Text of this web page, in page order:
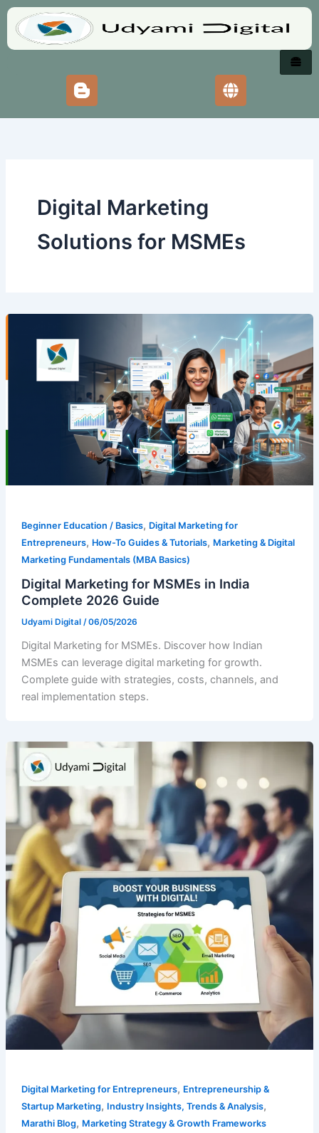
Skip
content
Digital Marketing
Solutions for MSMEs
Beginner Education / Basics, Digital Marketing for
Entrepreneurs, How-To Guides & Tutorials, Marketing & Digital
Marketing Fundamentals (MBA Basics)
Digital Marketing for MSMEs in India
Complete 2026 Guide
Udyami Digital /06/05/2026
Digital Marketing for MSMEs. Discover how Indian
MSMEs can leverage digital marketing for growth.
Complete guide with strategies, costs, channels, and
real implementation steps.
Digital Marketing for Entrepreneurs, Entrepreneurship &
Startup Marketing, Industry Insights, Trends & Analysis,
Marathi Blog, Marketing Strategy & Growth Frameworks